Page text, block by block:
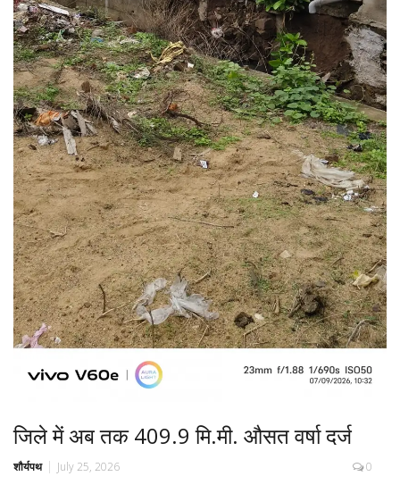
जिले में अब तक 409.9 मि.मी. औसत वर्षा दर्ज
शौर्यपथ July 25, 2026 0